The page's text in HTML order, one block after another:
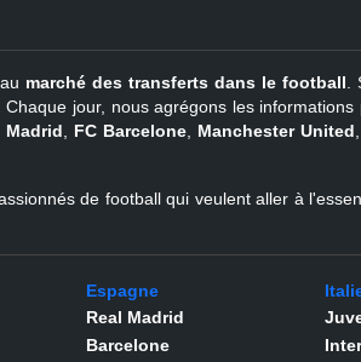
marché des transferts dans le football.
jour, nous agrégons les
Madrid, FC Barcelone, Manchester United
de football qui veulent aller à
Espagne
Real Madrid
Barcelone
Inter